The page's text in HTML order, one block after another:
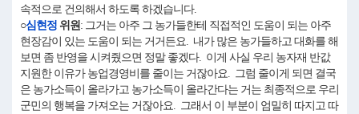
속적으로 건의해서 하도록 하겠습니다.
○심현정 위원: 그거는 아주 그 농가들한테 직접적인 도움이 되는 아주
현장감이 있는 도움이 되는 거거든요. 내가 많은 농가들하고 대화를 해
보면 좀 반영을 시켜줬으면 정말 좋겠다. 이게 사실 우리 농자재 반값
지원한 이유가 농업경영비를 줄이는 거잖아요. 그럼 줄이게 되면 결국
은 농가소득이 올라가고 농가소득이 올라간다는 거는 최종적으로 우리
군민의 행복을 가져오는 거잖아요. 그래서 이 부분이 엄밀히 따지고 따